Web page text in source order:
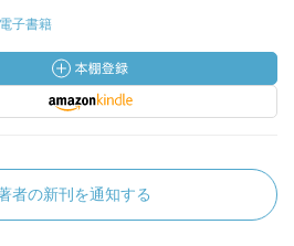
子書籍
者の新刊を通知する